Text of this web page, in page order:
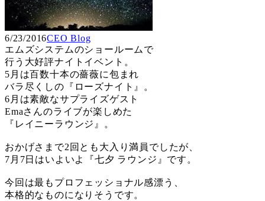
6/23/2016CEO Blog
エムズシステムのショールームで
行う大好評ナイトイベント。
5月は百数十本の薔薇に包まれ
バラ尽くしの『ローズナイト』。
6月は素敵なサプライズゲスト
Emaさんのライブが楽しめた
『レイニーラウンジ』。
おかげさまで2回とも大入り満員でしたが、
7月7日はいよいよ『七夕 ラウンジ』です。
今回は最もプロフェッショナル感漂う、
本格的なものになりそうです。